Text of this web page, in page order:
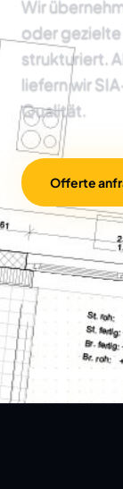
Wir
oder gezielte
strukturiert.
liefern wir
Qualität.
Offerte